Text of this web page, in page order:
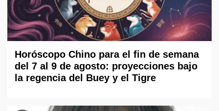
Horóscopo Chino para el fin de semana
del 7 al 9 de agosto: proyecciones bajo
la regencia del Buey y el Tigre